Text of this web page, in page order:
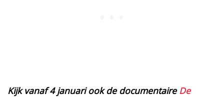
Kijk vanaf 4 januari ook de documentaire De